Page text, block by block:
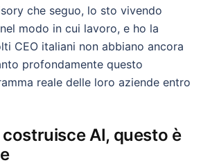
che seguo, lo sto vivendo
modo in cui lavoro, e ho la
CEO italiani non abbiano ancora
profondamente questo
reale delle loro aziende entro
AI, questo è